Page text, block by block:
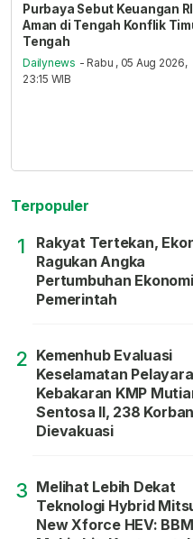
Purbaya Sebut Keuangan RI
Aman di Tengah Konflik
Tengah
Dailynews - Rabu , 05 Aug 2026,
23:15 WIB
Terpopuler
1
Rakyat Tertekan,
Ragukan Angka
Pertumbuhan
Pemerintah
2 Kemenhub Evaluasi
Keselamatan
Kebakaran KMP
Sentosa II, 238 Korban
Dievakuasi
3 Melihat Lebih Dekat
Teknologi Hybrid
New Xforce HEV: BBM